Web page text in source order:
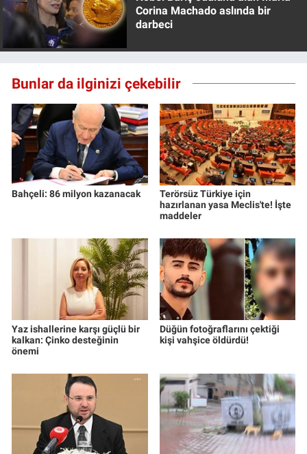
Corina Machado aslında bir
darbeci
Bunlar da ilginizi çekebilir
Bahçeli: 86 milyon kazanacak
Terörsüz Türkiye için
hazırlanan yasa Meclis'te! İşte
maddeler
Yaz ishallerine karşı güçlü bir
kalkan: Çinko desteğinin
önemi
Düğün fotoğraflarını çektiği
kişi vahşice öldürdü!